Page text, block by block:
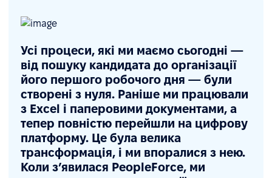
Усі процеси, які ми маємо сьогодні —
від пошуку кандидата до організації
його першого робочого дня — були
створені з нуля. Раніше ми працювали
з Excel і паперовими документами, а
тепер повністю перейшли на цифрову
платформу. Це була велика
трансформація, і ми впоралися з нею.
Коли з’явилася PeopleForce, ми